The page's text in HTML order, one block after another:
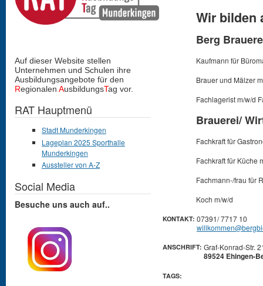
Wir bilden
Berg
Kaufmann für
Brauer und Mälzer
Fachlagerist m/w/d
Brauerei/
Fachkraft für
Fachkraft für Küche
Fachmann-/frau für
Koch m/w/d
KONTAKT: 07391/ 7717 10
ANSCHRIFT: Graf-Konrad-Str.
89524 Ehingen-
TAGS:
Auf dieser Website stellen
Unternehmen und Schulen ihre
Ausbildungsangebote für den
Regionalen AusbildungsTag vor.
RAT Hauptmenü
Stadt Munderkingen
Lageplan 2025 Sporthalle
Munderkingen
Aussteller von A-Z
Social Media
Besuche uns auch auf..